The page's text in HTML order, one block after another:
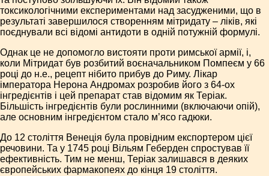
токсикологічними експериментами над засудженими, що в
результаті завершилося створенням мітридату – ліків, які
поєднували всі відомі антидоти в одній потужній формулі.
Однак це не допомогло вистояти проти римської армії, і,
коли Мітридат був розбитий воєначальником Помпеєм у 66
році до н.е., рецепт нібито прибув до Риму. Лікар
імператора Нерона Андромах розробив його з 64-ох
інгредієнтів і цей препарат став відомим як Теріак.
Більшість інгредієнтів були рослинними (включаючи опій),
але основним інгредієнтом стало м’ясо гадюки.
До 12 століття Венеція була провідним експортером цієї
речовини. Та у 1745 році Вільям Геберден спростував її
ефективність. Тим не менш, Теріак залишався в деяких
європейських фармакопеях до кінця 19 століття.